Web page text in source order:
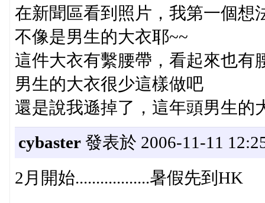
在新聞區看到照片，我第一個想
不像是男生的大衣耶~~
這件大衣有繫腰帶，看起來也有
男生的大衣很少這樣做吧
還是說我遜掉了，這年頭男生的
cybaster發表於 2006-11-11
2月開始..................暑假先到HK